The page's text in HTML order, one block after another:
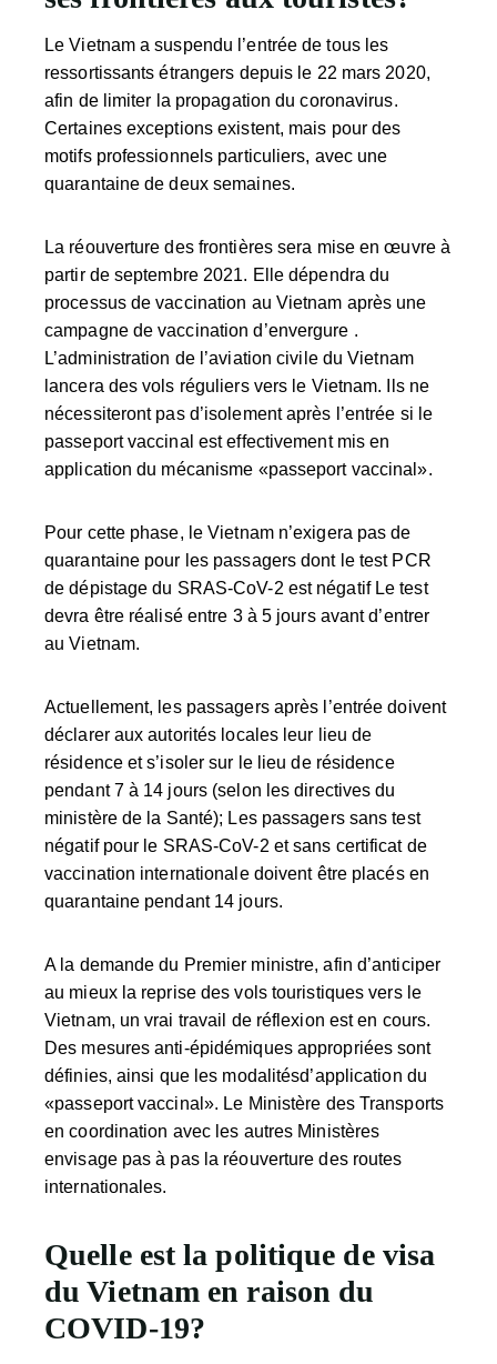
Le Vietnam a suspendu l’entrée de tous les
ressortissants étrangers depuis le 22 mars 2020,
afin de limiter la propagation du coronavirus.
Certaines exceptions existent, mais pour des
motifs professionnels particuliers, avec une
quarantaine de deux semaines.
La réouverture des frontières sera mise en œuvre à
partir de septembre 2021. Elle dépendra du
processus de vaccination au Vietnam après une
campagne de vaccination d’envergure .
L’administration de l’aviation civile du Vietnam
lancera des vols réguliers vers le Vietnam. Ils ne
nécessiteront pas d’isolement après l’entrée si le
passeport vaccinal est effectivement mis en
application du mécanisme «passeport vaccinal».
Pour cette phase, le Vietnam n’exigera pas de
quarantaine pour les passagers dont le test PCR
de dépistage du SRAS-CoV-2 est négatif Le test
devra être réalisé entre 3 à 5 jours avant d’entrer
au Vietnam.
Actuellement, les passagers après l’entrée doivent
déclarer aux autorités locales leur lieu de
résidence et s’isoler sur le lieu de résidence
pendant 7 à 14 jours (selon les directives du
ministère de la Santé); Les passagers sans test
négatif pour le SRAS-CoV-2 et sans certificat de
vaccination internationale doivent être placés en
quarantaine pendant 14 jours.
A la demande du Premier ministre, afin d’anticiper
au mieux la reprise des vols touristiques vers le
Vietnam, un vrai travail de réflexion est en cours.
Des mesures anti-épidémiques appropriées sont
définies, ainsi que les modalitésd’application du
«passeport vaccinal». Le Ministère des Transports
en coordination avec les autres Ministères
envisage pas à pas la réouverture des routes
internationales.
Quelle est la politique de visa
du Vietnam en raison du
COVID-19?